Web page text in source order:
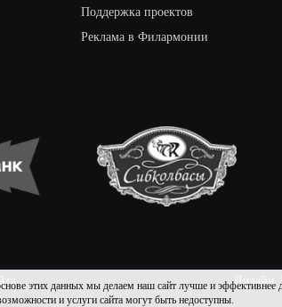
Поддержка проектов
Реклама в Филармонии
Дизайн
данных мы делаем наш сайт лучше и эффективнее
и услуги сайта могут быть недоступны.